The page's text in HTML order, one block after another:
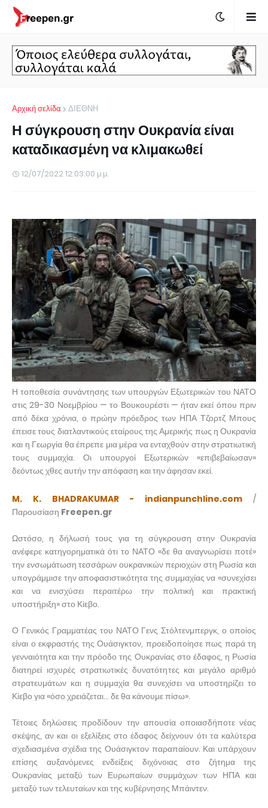
Αρχική σελίδα ΔΙΕΘΝΗ
Η σύγκρουση στην Ουκρανία είναι
καταδικασμένη να κλιμακωθεί
12/07/2022 12:03:00 μ.μ.
Η τοποθεσία συνάντησης των υπουργών Εξωτερικών του ΝΑΤΟ
στις 29-30 Νοεμβρίου — το Βουκουρέστι — ήταν εκεί όπου πριν
από δέκα χρόνια, ο πρώην πρόεδρος των ΗΠΑ Τζορτζ Μπους
έπεισε τους διατλαντικούς εταίρους της Αμερικής πως η Ουκρανία
και η Γεωργία θα έπρεπε μια μέρα να ενταχθούν στην στρατιωτική
τους συμμαχία. Οι υπουργοί Εξωτερικών «επιβεβαίωσαν»
δεόντως χθες αυτήν την απόφαση και την άφησαν εκεί.
M. K. BHADRAKUMAR - indianpunchline.com /
Παρουσίαση Freepen.gr
Ωστόσο, η δήλωσή τους για τη σύγκρουση στην Ουκρανία
ανέφερε κατηγορηματικά ότι το ΝΑΤΟ «δε θα αναγνωρίσει ποτέ»
την ενσωμάτωση τεσσάρων ουκρανικών περιοχών στη Ρωσία και
υπογράμμισε την αποφασιστικότητα της συμμαχίας να «συνεχίσει
και να ενισχύσει περαιτέρω την πολιτική και πρακτική
υποστήριξη» στο Κίεβο.
Ο Γενικός Γραμματέας του ΝΑΤΟ Γενς Στόλτενμπεργκ, ο οποίος
είναι ο εκφραστής της Ουάσιγκτον, προειδοποίησε πως παρά τη
γενναιότητα και την πρόοδο της Ουκρανίας στο έδαφος, η Ρωσία
διατηρεί ισχυρές στρατιωτικές δυνατότητες και μεγάλο αριθμό
στρατευμάτων και η συμμαχία θα συνεχίσει να υποστηρίζει το
Κίεβο για «όσο χρειάζεται… δε θα κάνουμε πίσω».
Τέτοιες δηλώσεις προδίδουν την απουσία οποιασδήποτε νέας
σκέψης, αν και οι εξελίξεις στο έδαφος δείχνουν ότι τα καλύτερα
σχεδιασμένα σχέδια της Ουάσιγκτον παραπαίουν. Και υπάρχουν
επίσης αυξανόμενες ενδείξεις διχόνοιας στο ζήτημα της
Ουκρανίας μεταξύ των Ευρωπαίων συμμάχων των ΗΠΑ και
μεταξύ των τελευταίων και της κυβέρνησης Μπάιντεν.